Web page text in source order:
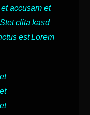
accusam et
clita kasd
est Lorem